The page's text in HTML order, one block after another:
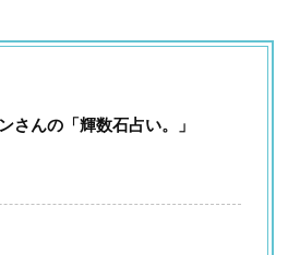
さんの「輝数石占い。」